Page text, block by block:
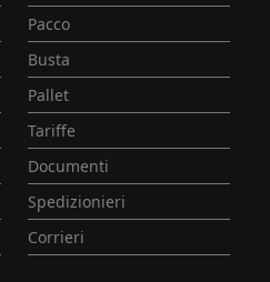
Pacco
Busta
Pallet
Tariffe
Documenti
Spedizionieri
Corrieri